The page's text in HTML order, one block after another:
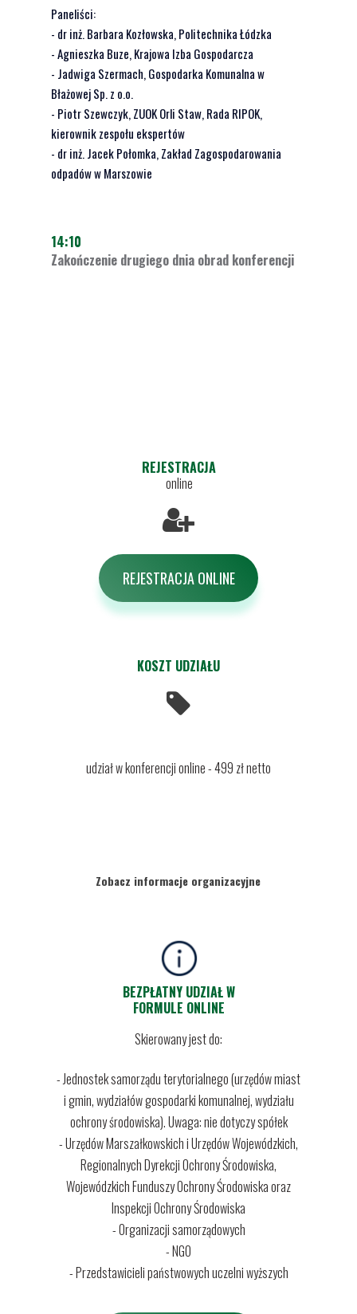
Zakończenie drugiego dnia obrad konferencji
14:10
Paneliści:
- dr inż. Barbara Kozłowska, Politechnika Łódzka
- Agnieszka Buze, Krajowa Izba Gospodarcza
- Jadwiga Szermach, Gospodarka Komunalna w
Błażowej Sp. z o.o.
- Piotr Szewczyk, ZUOK Orli Staw, Rada RIPOK,
kierownik zespołu ekspertów
- dr inż. Jacek Połomka, Zakład Zagospodarowania
odpadów w Marszowie
REJESTRACJA
online
udział w konferencji online - 499 zł netto
KOSZT UDZIAŁU
REJESTRACJA ONLINE
Zobacz informacje organizacyjne
- Jednostek samorządu terytorialnego (urzędów miast
i gmin, wydziałów gospodarki komunalnej, wydziału
ochrony środowiska). Uwaga: nie dotyczy spółek
- Urzędów Marszałkowskich i Urzędów Wojewódzkich,
Regionalnych Dyrekcji Ochrony Środowiska,
Wojewódzkich Funduszy Ochrony Środowiska oraz
Inspekcji Ochrony Środowiska
- Organizacji samorządowych
- NGO
- Przedstawicieli państwowych uczelni wyższych
Skierowany jest do:
BEZPŁATNY UDZIAŁ W
FORMULE ONLINE